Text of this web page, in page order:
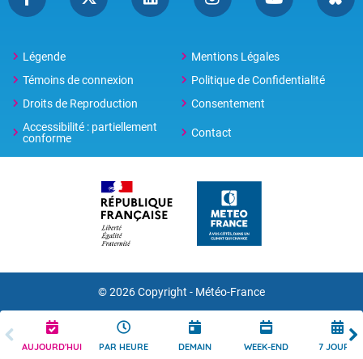
AUJOURD'HUI PAR HEURE DEMAIN WEEK-END 7 JOURS
Légende
Mentions Légales
Témoins de connexion
Politique de Confidentialité
Droits de Reproduction
Consentement
Accessibilité : partiellement
conforme
Contact
© 2026 Copyright - Météo-France